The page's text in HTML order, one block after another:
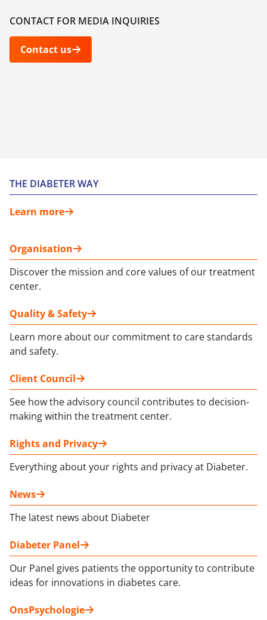
CONTACT FOR MEDIA INQUIRIES
Contact us
THE DIABETER WAY
Learn more
Organisation
Discover the mission and core values of our treatment
center.
Quality & Safety
Learn more about our commitment to care standards
and safety.
Client Council
See how the advisory council contributes to decision-
making within the treatment center.
Rights and Privacy
Everything about your rights and privacy at Diabeter.
News
The latest news about Diabeter
Diabeter Panel
Our Panel gives patients the opportunity to contribute
ideas for innovations in diabetes care.
OnsPsychologie